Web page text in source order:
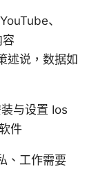
、
述说，数据如
与设置 Ios
件
、工作需要